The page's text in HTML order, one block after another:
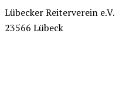
Lübecker Reiterverein e.V.
23566 Lübeck